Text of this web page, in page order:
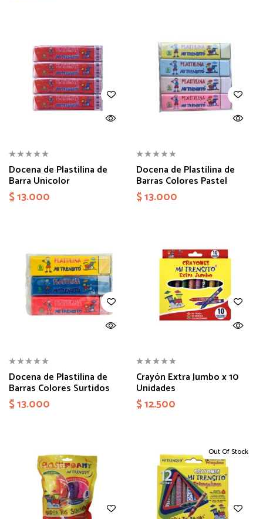
Docena de Plastilina de
Barra Unicolor
$13.000
Docena de Plastilina de
Barras Colores Pastel
$13.000
Docena de Plastilina de
Barras Colores Surtidos
$13.000
Crayón Extra Jumbo x 10
Unidades
$12.500
Out Of Stock